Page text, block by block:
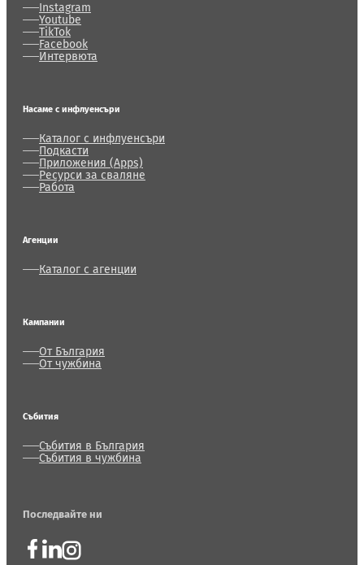
Instagram
Youtube
TikTok
Facebook
Интервюта
Насаме с инфлуенсъри
Каталог с инфлуенсъри
Подкасти
Приложения (Apps)
Ресурси за сваляне
Работа
Агенции
Каталог с агенции
Кампании
От България
От чужбина
Събития
Събития в България
Събития в чужбина
Последвайте ни